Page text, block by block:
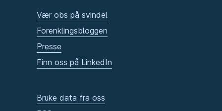
Vær obs på svindel
Forenklingsbloggen
Presse
Finn oss på LinkedIn
Bruke data fra oss